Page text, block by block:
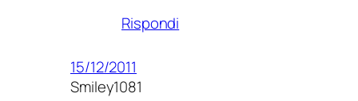
Rispondi
15/12/2011
Smiley1081